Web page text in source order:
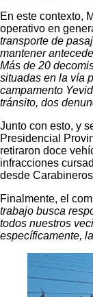
En este contexto,
operativo en
transporte de
mantener
Más de 20
situadas en la vía
campamento
tránsito, dos
Junto con esto, y
Presidencial
retiraron doce
infracciones
desde
Finalmente, el
trabajo busca
todos nuestros
específicamente,